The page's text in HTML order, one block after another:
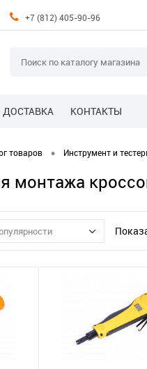
+7 (812) 405-90-96
ДОСТАВКА КОНТАКТЫ
товаров • Инструмент и
монтажа